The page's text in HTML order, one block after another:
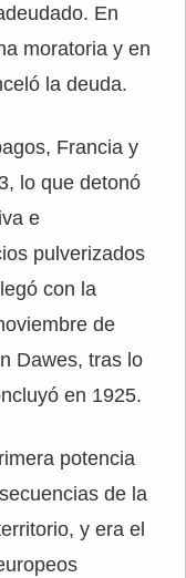
En
moratoria y en
la deuda.
Francia y
lo que detonó
e
pulverizados
con la
de
Dawes, tras lo
en 1925.
potencia
de la
y era el